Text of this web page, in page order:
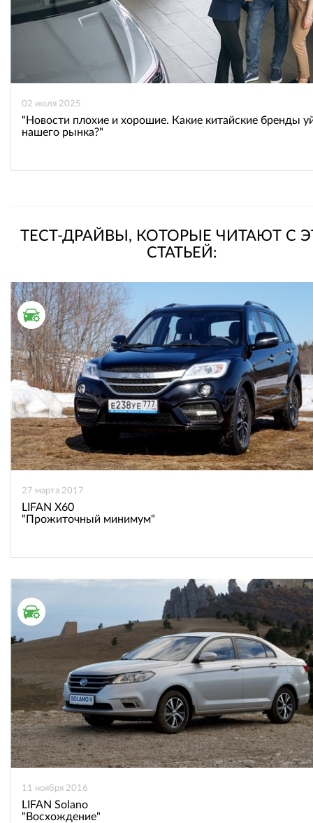
02 июля 2025
"Новости плохие и хорошие. Какие китайские бренды
нашего рынка?"
ТЕСТ-ДРАЙВЫ, КОТОРЫЕ ЧИТАЮТ С
СТАТЬЕЙ:
ТЕСТ ДРАЙВ
27 марта 2017
LIFAN X60
"Прожиточный минимум"
11 ноября 2016
LIFAN Solano
"Восхождение"